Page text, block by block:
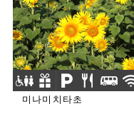
미나미치타초